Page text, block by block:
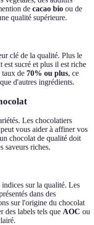
de cacao bio ou de
qualité supérieure.
clé de la qualité. Plus le
est sucré et plus il est riche
de 70% ou plus, ce
d'autres ingrédients.
Les chocolatiers
vous aider à affiner vos
chocolat de qualité doit
saveurs riches.
sur la qualité. Les
dans des
sur l'origine du chocolat
des labels tels que AOC ou